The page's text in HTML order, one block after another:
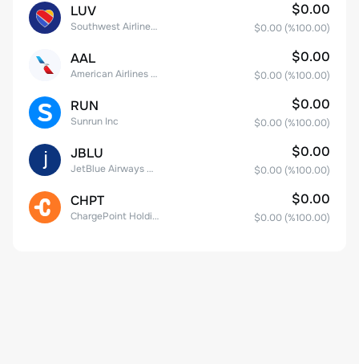
LUV
Southwest Airlines Co.
$0.00
$0.00 (%100.00)
AAL
American Airlines Group Inc.
$0.00
$0.00 (%100.00)
RUN
Sunrun Inc
$0.00
$0.00 (%100.00)
JBLU
JetBlue Airways Corp
$0.00
$0.00 (%100.00)
CHPT
ChargePoint Holdings, Inc.
$0.00
$0.00 (%100.00)